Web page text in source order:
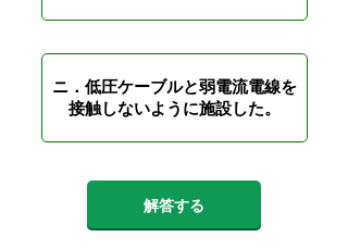
ニ．低圧ケーブルと弱電流電線を
接触しないように施設した。
解答する